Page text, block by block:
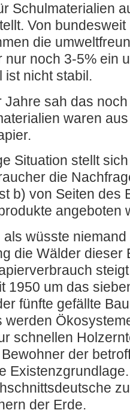
Schulmaterialien
Von
die
nur noch 3-5% ein
ist nicht stabil.
Jahre sah das
waren
Situation stellt
die
b) von Seiten des
angeboten
wüsste
die Wälder dieser
1950 um das
fünfte gefällte
werden
schnellen
der
der Erde.